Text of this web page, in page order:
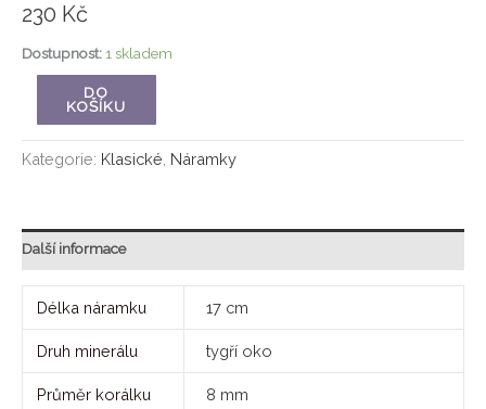
230 Kč
Dostupnost:1 skladem
DO
KOŠÍKU
Kategorie: Klasické Náramky
Další informace
Délka náramku 17 cm
Druh minerálu tygří oko
Průměr korálku 8 mm